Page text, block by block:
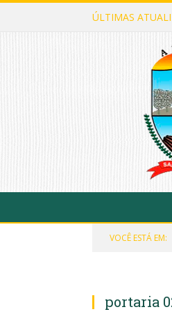
ÚLTIMAS
VOCÊ ESTÁ EM:
portaria